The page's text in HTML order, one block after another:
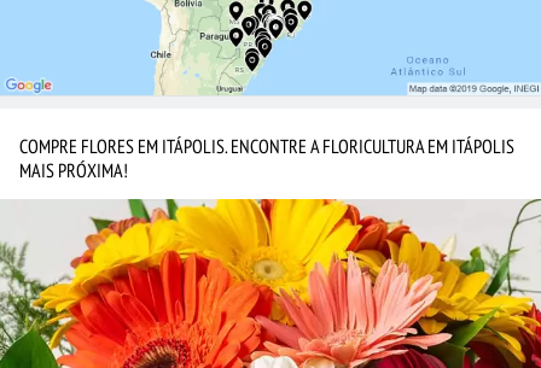
COMPRE FLORES EM ITÁPOLIS. ENCONTRE A FLORICULTURA EM ITÁPOLIS
MAIS PRÓXIMA!